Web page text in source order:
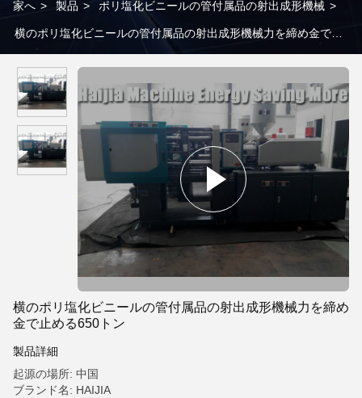
家へ > 製品 > ポリ塩化ビニールの管付属品の射出成形機械 >
横のポリ塩化ビニールの管付属品の射出成形機械力を締め金で止
横のポリ塩化ビニールの管付属品の射出成形機械力を締め
金で止める650トン
製品詳細
起源の場所: 中国
ブランド名: HAIJIA